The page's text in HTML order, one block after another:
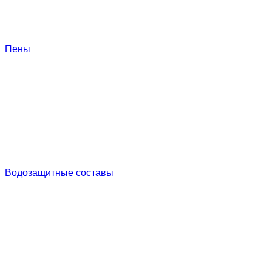
Пены
Водозащитные составы